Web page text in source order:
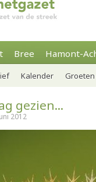
Bree Hamont-
Kalender
gezien...
2012